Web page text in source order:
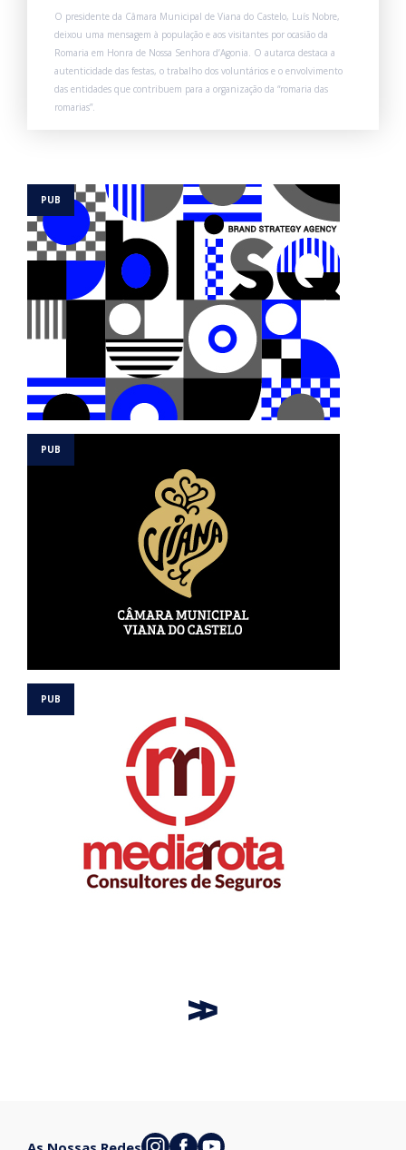
O presidente da Câmara Municipal de Viana do Castelo, Luís Nobre,
deixou uma mensagem à população e aos visitantes por ocasião da
Romaria em Honra de Nossa Senhora d’Agonia. O autarca destaca a
autenticidade das festas, o trabalho dos voluntários e o envolvimento
das entidades que contribuem para a organização da “romaria das
romarias”.